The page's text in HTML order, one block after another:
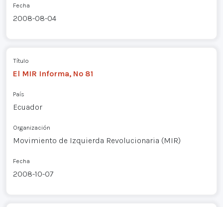
Fecha
2008-08-04
Título
El MIR Informa, Nº 81
País
Ecuador
Organización
Movimiento de Izquierda Revolucionaria (MIR)
Fecha
2008-10-07